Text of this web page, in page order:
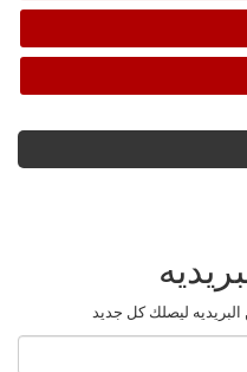
ليصلك كل جديد